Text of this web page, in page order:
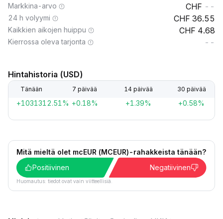
Markkina-arvo --
24 h volyymi 36.55
Kaikkien aikojen huippu 4.68
Kierrossa oleva tarjonta --
Hintahistoria (USD)
Tänään 7 päivää 14 päivää 30 päivää
+1031312.51% +0.18% +1.39% +0.58%
Mitä mieltä olet mcEUR (MCEUR)-rahakkeista tänään?
Positiivinen
Negatiivinen
Huomautus: tiedot ovat vain viitteellisiä.